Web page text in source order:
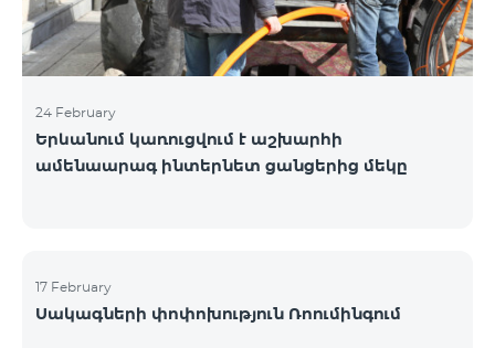
24 February
Երևանում կառուցվում է աշխարհի
ամենաարագ ինտերնետ ցանցերից մեկը
17 February
Սակագների փոփոխություն Ռոումինգում